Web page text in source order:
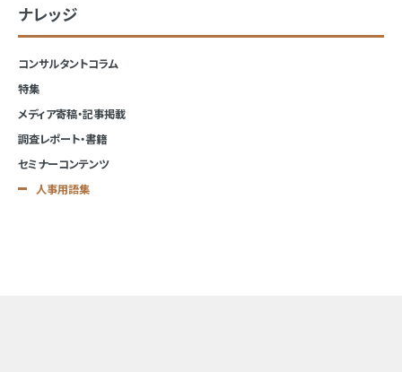
ナレッジ
コンサルタントコラム
特集
メディア寄稿・記事掲載
調査レポート・書籍
セミナーコンテンツ
人事用語集